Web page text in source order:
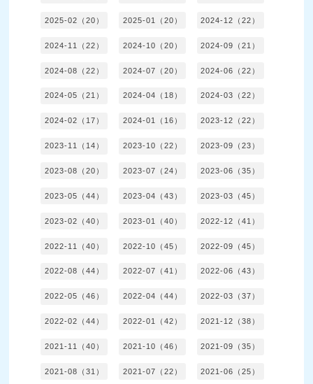
2025-02（20） 2025-01（20） 2024-12（22）
2024-11（22） 2024-10（20） 2024-09（21）
2024-08（22） 2024-07（20） 2024-06（22）
2024-05（21） 2024-04（18） 2024-03（22）
2024-02（17） 2024-01（16） 2023-12（22）
2023-11（14） 2023-10（22） 2023-09（23）
2023-08（20） 2023-07（24） 2023-06（35）
2023-05（44） 2023-04（43） 2023-03（45）
2023-02（40） 2023-01（40） 2022-12（41）
2022-11（40） 2022-10（45） 2022-09（45）
2022-08（44） 2022-07（41） 2022-06（43）
2022-05（46） 2022-04（44） 2022-03（37）
2022-02（44） 2022-01（42） 2021-12（38）
2021-11（40） 2021-10（46） 2021-09（35）
2021-08（31） 2021-07（22） 2021-06（25）